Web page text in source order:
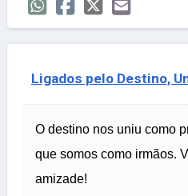
Ligados pelo Destino,
O destino nos uniu como
que somos como irmãos.
amizade!